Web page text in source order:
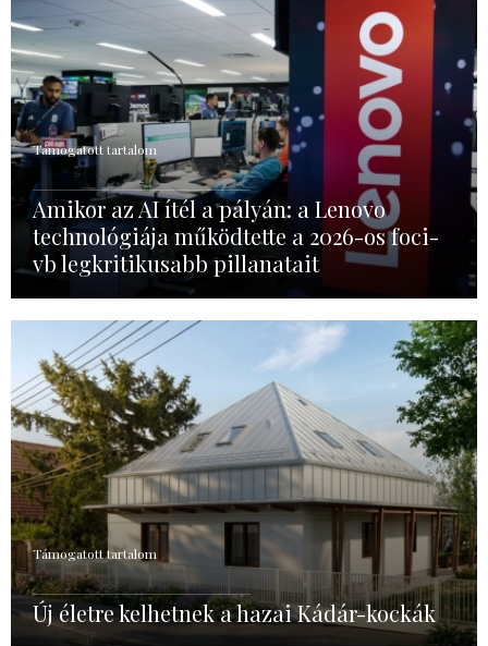
Támogatott tartalom
Amikor az AI ítél a pályán: a Lenovo
technológiája működtette a 2026-os foci-
vb legkritikusabb pillanatait
Támogatott tartalom
Új életre kelhetnek a hazai Kádár-kockák